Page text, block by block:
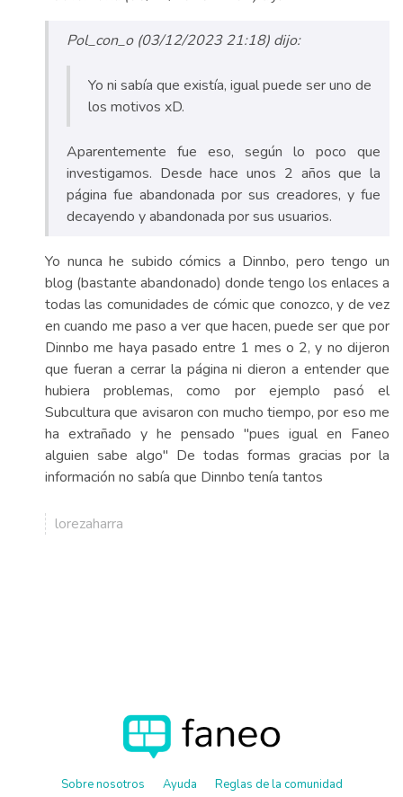
Pol_con_o (03/12/2023 21:18) dijo:
Yo ni sabía que existía, igual puede ser uno de
los motivos xD.
Aparentemente fue eso, según lo poco que
investigamos. Desde hace unos 2 años que la
página fue abandonada por sus creadores, y fue
decayendo y abandonada por sus usuarios.
Yo nunca he subido cómics a Dinnbo, pero tengo un
blog (bastante abandonado) donde tengo los enlaces a
todas las comunidades de cómic que conozco, y de vez
en cuando me paso a ver que hacen, puede ser que por
Dinnbo me haya pasado entre 1 mes o 2, y no dijeron
que fueran a cerrar la página ni dieron a entender que
hubiera problemas, como por ejemplo pasó el
Subcultura que avisaron con mucho tiempo, por eso me
ha extrañado y he pensado "pues igual en Faneo
alguien sabe algo" De todas formas gracias por la
información no sabía que Dinnbo tenía tantos
lorezaharra
Sobre nosotros Ayuda Reglas de la comunidad